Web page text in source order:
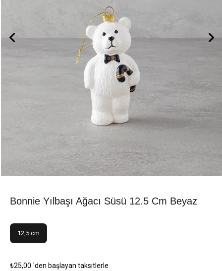
Bonnie Yılbaşı Ağacı Süsü 12.5 Cm Beyaz
12,5 cm
₺25,00 `den başlayan taksitlerle